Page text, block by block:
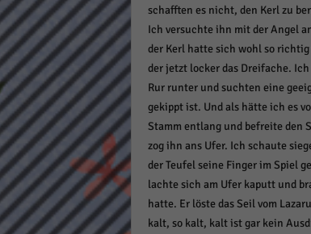
schafften es nicht, den Kerl zu
Ich versuchte ihn mit der Angel
der Kerl hatte sich wohl so
der jetzt locker das Dreifache.
Rur runter und suchten eine
gekippt ist. Und als hätte ich es
Stamm entlang und befreite den
zog ihn ans Ufer. Ich schaute
der Teufel seine Finger im Spiel
lachte sich am Ufer kaputt und
hatte. Er löste das Seil vom
kalt, so kalt, kalt ist gar kein